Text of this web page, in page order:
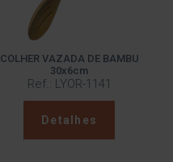
COLHER VAZADA DE BAMBU
30x6cm
Ref.: LYOR-1141
Detalhes